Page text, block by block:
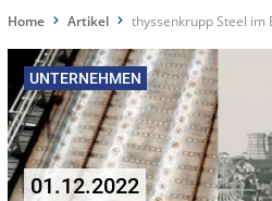
Home Artikel thyssenkrupp Steel im
UNTERNEHMEN
01.12.2022